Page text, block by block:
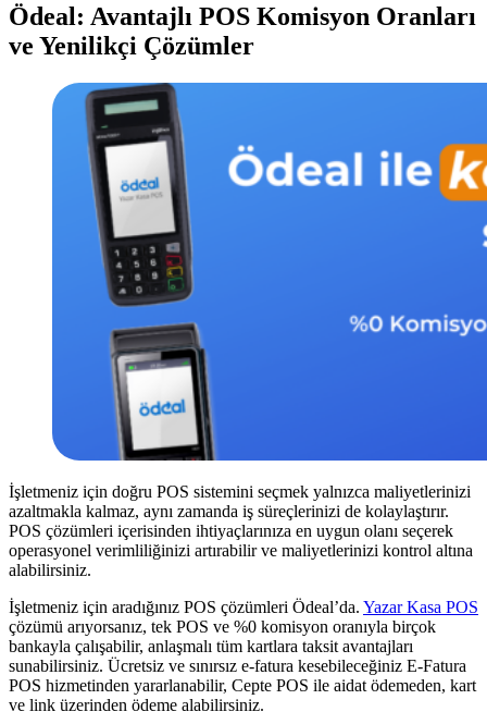
Ödeal: Avantajlı POS Komisyon Oranları
ve Yenilikçi Çözümler
İşletmeniz için doğru POS sistemini seçmek yalnızca maliyetlerinizi
azaltmakla kalmaz, aynı zamanda iş süreçlerinizi de kolaylaştırır.
POS çözümleri içerisinden ihtiyaçlarınıza en uygun olanı seçerek
operasyonel verimliliğinizi artırabilir ve maliyetlerinizi kontrol altına
alabilirsiniz.
İşletmeniz için aradığınız POS çözümleri Ödeal’da. Yazar Kasa POS
çözümü arıyorsanız, tek POS ve %0 komisyon oranıyla birçok
bankayla çalışabilir, anlaşmalı tüm kartlara taksit avantajları
sunabilirsiniz. Ücretsiz ve sınırsız e-fatura kesebileceğiniz E-Fatura
POS hizmetinden yararlanabilir, Cepte POS ile aidat ödemeden, kart
ve link üzerinden ödeme alabilirsiniz.